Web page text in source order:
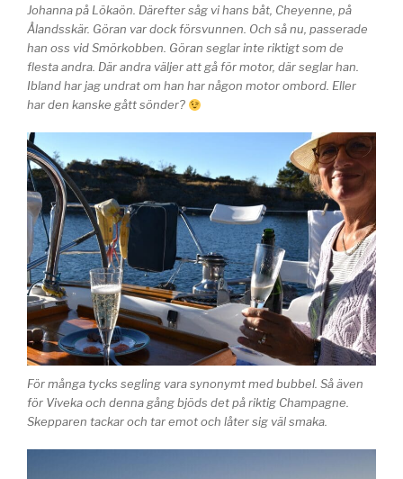
Johanna på Lökaön. Därefter såg vi hans båt, Cheyenne, på
Ålandsskär. Göran var dock försvunnen. Och så nu, passerade
han oss vid Smörkobben. Göran seglar inte riktigt som de
flesta andra. Där andra väljer att gå för motor, där seglar han.
Ibland har jag undrat om han har någon motor ombord. Eller
har den kanske gått sönder?
För många tycks segling vara synonymt med bubbel. Så även
för Viveka och denna gång bjöds det på riktig Champagne.
Skepparen tackar och tar emot och låter sig väl smaka.